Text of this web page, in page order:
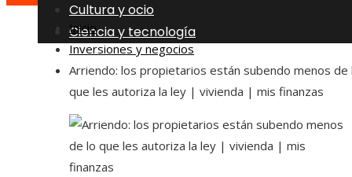
Cultura y ocio
Ciencia y tecnología
Inicio
Inversiones y negocios
Arriendo: los propietarios están subendo menos de
que les autoriza la ley | vivienda | mis finanzas